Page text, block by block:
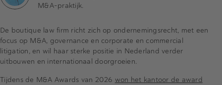
M&A-praktijk.
De boutique law firm richt zich op ondernemingsrecht, met een
focus op M&A, governance en corporate en commercial
litigation, en wil haar sterke positie in Nederland verder
uitbouwen en internationaal doorgroeien.
Tijdens de M&A Awards van 2026 won het kantoor de award